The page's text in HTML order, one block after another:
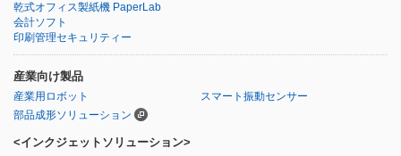
乾式オフィス製紙機 PaperLab
会計ソフト
印刷管理セキュリティー
産業向け製品
産業用ロボット
スマート振動センサー
部品成形ソリューション
<インクジェットソリューション>